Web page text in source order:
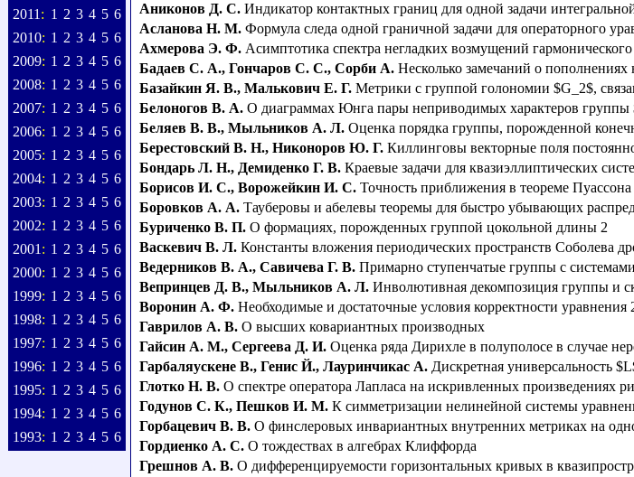
2011 : 1 2 3 4 5 6
2010: 1 2 3 4 5 6
2009: 1 2 3 4 5 6
2008: 1 2 3 4 5 6
2007: 1 2 3 4 5 6
2006: 1 2 3 4 5 6
2005: 1 2 3 4 5 6
2004: 1 2 3 4 5 6
2003: 1 2 3 4 5 6
2002: 1 2 3 4 5 6
2001 : 1 2 3 4 5 6
2000: 1 2 3 4 5 6
1999: 1 2 3 4 5 6
1998: 1 2 3 4 5 6
1997: 1 2 3 4 5 6
1996: 1 2 3 4 5 6
1995: 1 2 3 4 5 6
1994: 1 2 3 4 5 6
1993: 1 2 3 4 5 6
Аниконов Д. С. Индикатор контактных границ для одной задачи
Асланова Н. М. Формула следа одной граничной задачи для операторного
Ахмерова Э. Ф. Асимптотика спектра негладких возмущений
Бадаев С. А., Гончаров С. С., Сорби А. Несколько замечаний о пополнениях
Базайкин Я. В., Малькович Е. Г. Метрики с группой голономии $G_2$,
Белоногов В. А. О диаграммах Юнга пары неприводимых характеров группы
Беляев В. В., Мыльников А. Л. Оценка порядка группы, порожденной
Берестовский В. Н., Никоноров Ю. Г. Киллинговы векторные поля
Бондарь Л. Н., Демиденко Г. В. Краевые задачи для квазиэллиптических
Борисов И. С., Ворожейкин И. С. Точность приближения в теореме
Боровков А. А. Тауберовы и абелевы теоремы для быстро убывающих
Буриченко В. П. О формациях, порожденных группой цокольной длины 2
Васкевич В. Л. Константы вложения периодических пространств Соболева
Ведерников В. А., Савичева Г. В. Примарно ступенчатые группы с
Вепринцев Д. В., Мыльников А. Л. Инволютивная декомпозиция группы и
Воронин А. Ф. Необходимые и достаточные условия корректности уравнения
Гаврилов А. В. О высших ковариантных производных
Гайсин А. М., Сергеева Д. И. Оценка ряда Дирихле в полуполосе в случае
Гарбаляускене В., Генис Й., Лауринчикас А. Дискретная универсальность
Глотко Н. В. О спектре оператора Лапласа на искривленных произведениях
Годунов С. К., Пешков И. М. К симметризации нелинейной системы
Горбацевич В. В. О финслеровых инвариантных внутренних метриках на
Гордиенко А. С. О тождествах в алгебрах Клиффорда
Грешнов А. В. О дифференцируемости горизонтальных кривых в